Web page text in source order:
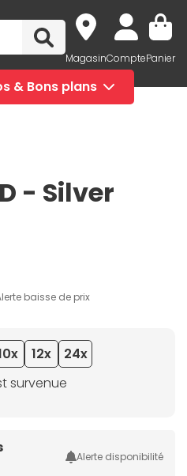
MagasinComptePanier
& Bons plans
- Silver
baisse de prix
12x
24x
survenue
Alerte disponibilité